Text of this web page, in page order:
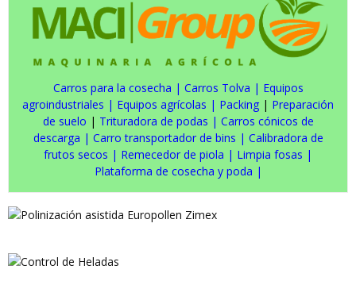
Carros para la cosecha | Carros Tolva | Equipos
agroindustriales | Equipos agrícolas | Packing | Preparación
de suelo | Trituradora de podas | Carros cónicos de
descarga | Carro transportador de bins | Calibradora de
frutos secos | Remecedor de piola | Limpia fosas |
Plataforma de cosecha y poda |